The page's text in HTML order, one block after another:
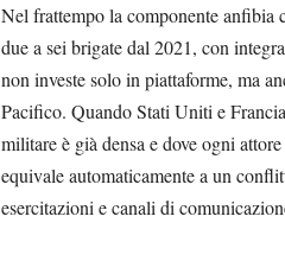
Nel frattempo la componente anfibia
due a sei brigate dal 2021, con
non investe solo in piattaforme, ma
Pacifico. Quando Stati Uniti e
militare è già densa e dove ogni
equivale automaticamente a un
esercitazioni e canali di